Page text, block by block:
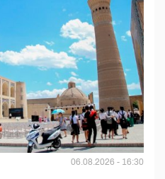
06.08.2026 - 16:30